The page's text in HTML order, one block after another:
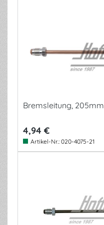
Bremsleitung, 205mm
4,94 €
Artikel-Nr.: 020-4075-21